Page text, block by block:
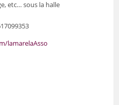
etc… sous la halle
lamarelaAsso